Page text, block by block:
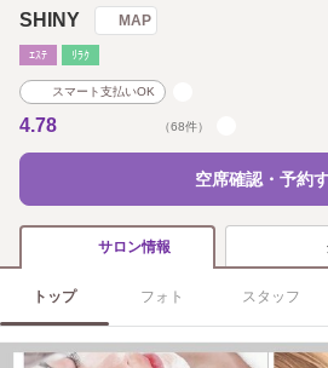
SHINY MAP
ｴｽﾃ ﾘﾗｸ
スマート支払いOK
4.78 （68件）
空席確認・予約
サロン情報
トップ フォト スタッフ